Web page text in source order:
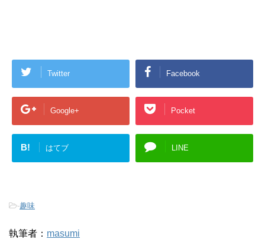
Twitter Facebook
Google+ Pocket
B! はてブ LINE
-趣味
執筆者： masumi